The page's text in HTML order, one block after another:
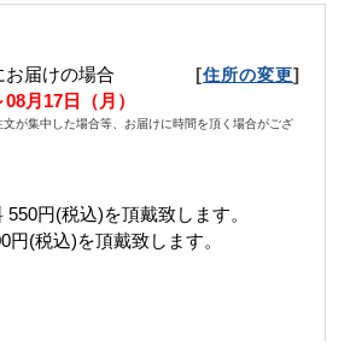
お届けの場合 [住所の変更]
月17日（月）
が集中した場合等、お届けに時間を頂く場合がござ
550円(税込)を頂戴致します。
円(税込)を頂戴致します。